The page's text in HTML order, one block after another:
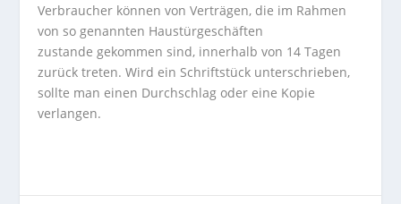
Verbraucher können von Verträgen, die im Rahmen
von so genannten Haustürgeschäften
zustande gekommen sind, innerhalb von 14 Tagen
zurück treten. Wird ein Schriftstück unterschrieben,
sollte man einen Durchschlag oder eine Kopie
verlangen.